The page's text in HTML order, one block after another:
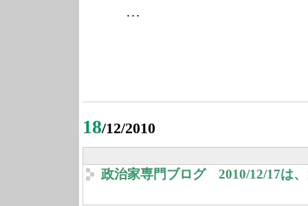
…
18/12/2010
政治家専門ブログ 2010/12/17は